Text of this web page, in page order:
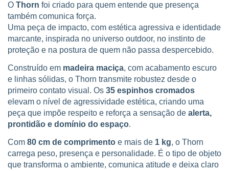
O Thorn foi criado para quem entende que presença
também comunica força.
Uma peça de impacto, com estética agressiva e identidade
marcante, inspirada no universo outdoor, no instinto de
proteção e na postura de quem não passa despercebido.
Construído em madeira maciça, com acabamento escuro
e linhas sólidas, o Thorn transmite robustez desde o
primeiro contato visual. Os 35 espinhos cromados
elevam o nível de agressividade estética, criando uma
peça que impõe respeito e reforça a sensação de alerta,
prontidão e domínio do espaço.
Com 80 cm de comprimento e mais de 1 kg, o Thorn
carrega peso, presença e personalidade. É o tipo de objeto
que transforma o ambiente, comunica atitude e deixa claro